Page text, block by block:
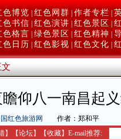
色博览 红色网群 作者专栏
色书信 红色演讲 红色景区
色格言 绿色景区 红色精神
色日历 红色影视 红色文化
文
仰八一南昌起
红色旅游网
作者：郑和平
】 【论坛】 【收藏】 E-mail推荐: